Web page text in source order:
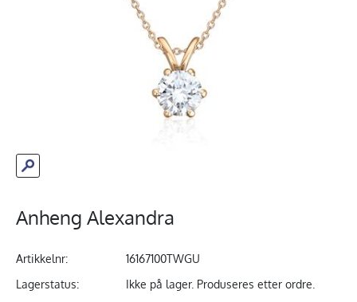
Anheng Alexandra
Artikkelnr:
16167100TWGU
Lagerstatus:
Ikke på lager. Produseres etter ordre.